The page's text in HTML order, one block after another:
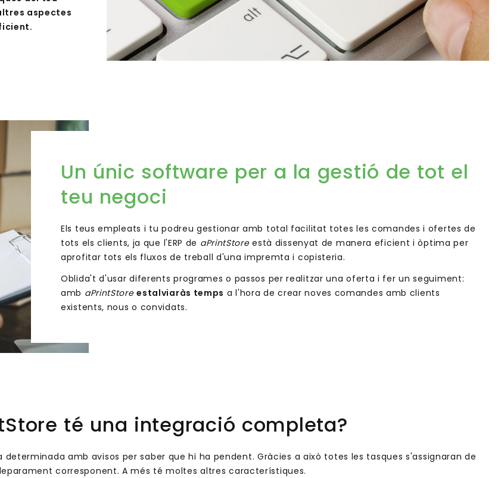
aspectes
Un únic software per a la gestió de tot el
teu negoci
Els teus empleats i tu podreu gestionar amb total facilitat totes les comandes i ofertes de
tots els clients, ja que l'ERP de aPrintStoreestà dissenyat de manera eficient i òptima per
aprofitar tots els fluxos de treball d'una impremta i copisteria.
Oblida't d'usar diferents programes o passos per realitzar una oferta i fer un seguiment:
amb aPrintStore estalviaràs temps a l'hora de crear noves comandes amb clients
existents, nous o convidats.
té una integració completa?
amb avisos per saber que hi ha pendent. Gràcies a això totes les tasques s'assignaran de
corresponent. A més té moltes altres característiques.